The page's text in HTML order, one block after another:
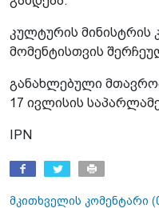
კულტურის მინისტრის
მომენტისთვის
განახლებული
17 ივლისის
IPN
მკითხველის კომენტარი (